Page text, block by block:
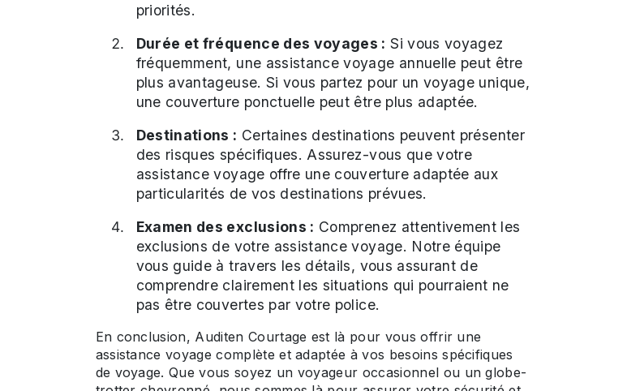
priorités.
Durée et fréquence des voyages : Si vous voyagez
fréquemment, une assistance voyage annuelle peut être
plus avantageuse. Si vous partez pour un voyage unique,
une couverture ponctuelle peut être plus adaptée.
Destinations : Certaines destinations peuvent présenter
des risques spécifiques. Assurez-vous que votre
assistance voyage offre une couverture adaptée aux
particularités de vos destinations prévues.
Examen des exclusions : Comprenez attentivement les
exclusions de votre assistance voyage. Notre équipe
vous guide à travers les détails, vous assurant de
comprendre clairement les situations qui pourraient ne
pas être couvertes par votre police.
En conclusion, Auditen Courtage est là pour vous offrir une
assistance voyage complète et adaptée à vos besoins spécifiques
de voyage. Que vous soyez un voyageur occasionnel ou un globe-